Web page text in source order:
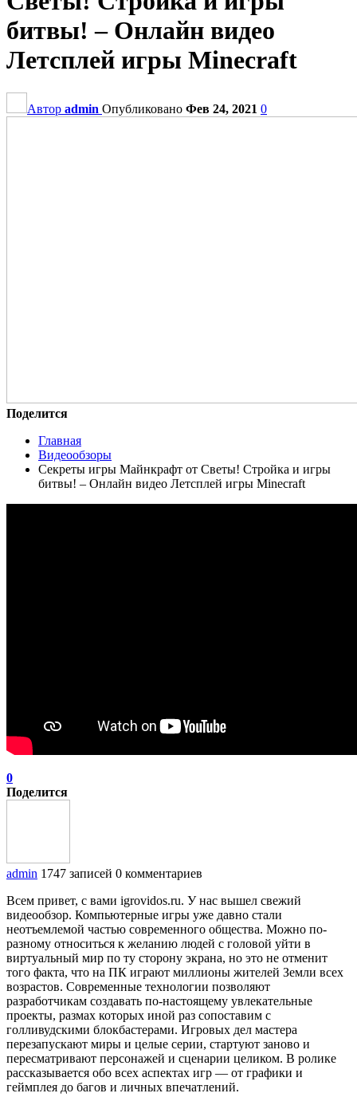
битвы! – Онлайн видео
Летсплей игры Minecraft
Автор admin Опубликовано Фев 24, 2021 0
Поделится
Главная
Видеообзоры
Секреты игры Майнкрафт от Светы! Стройка и игры
битвы! – Онлайн видео Летсплей игры Minecraft
0
Поделится
admin 1747 записей 0 комментариев
Всем привет, с вами igrovidos.ru. У нас вышел свежий
видеообзор. Компьютерные игры уже давно стали
неотъемлемой частью современного общества. Можно по-
разному относиться к желанию людей с головой уйти в
виртуальный мир по ту сторону экрана, но это не отменит
того факта, что на ПК играют миллионы жителей Земли всех
возрастов. Современные технологии позволяют
разработчикам создавать по-настоящему увлекательные
проекты, размах которых иной раз сопоставим с
голливудскими блокбастерами. Игровых дел мастера
перезапускают миры и целые серии, стартуют заново и
пересматривают персонажей и сценарии целиком. В ролике
рассказывается обо всех аспектах игр — от графики и
геймплея до багов и личных впечатлений.